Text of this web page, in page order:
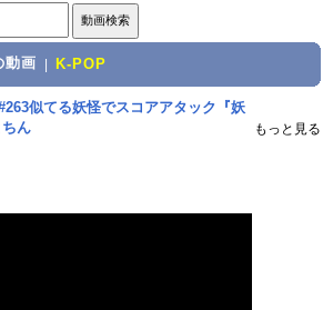
動画 K-POP
似てる妖怪でスコアアタック『妖
ん
もっと見る